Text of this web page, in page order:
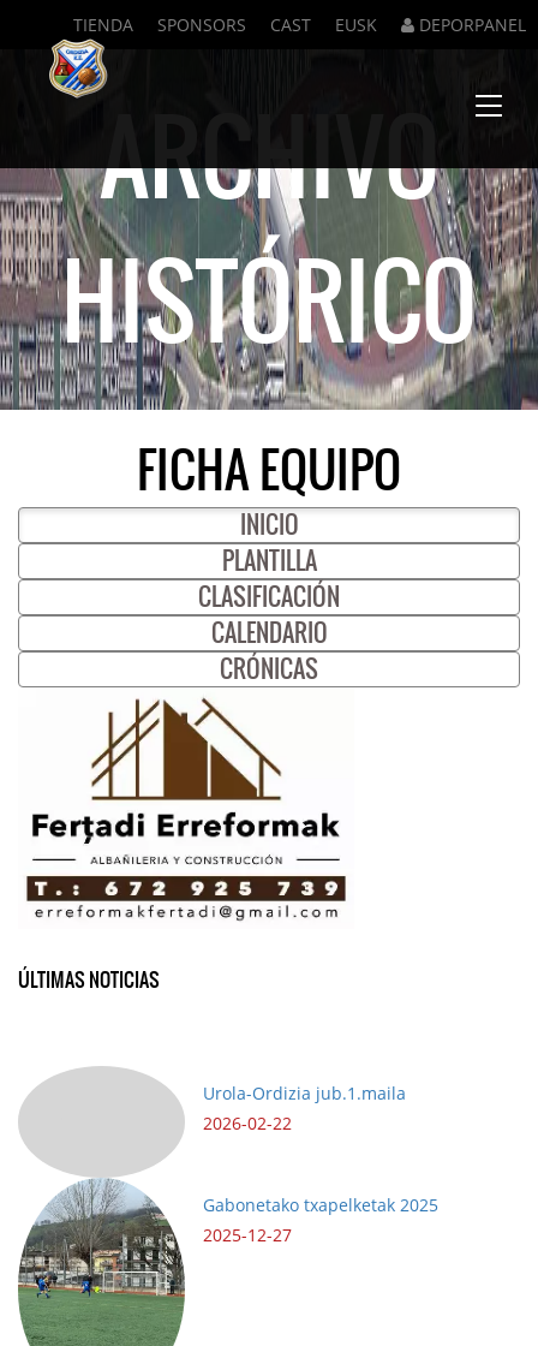
TIENDA SPONSORS CAST EUSK DEPORPANEL
Menu
ARCHIVO
HISTÓRICO
FICHA EQUIPO
INICIO
PLANTILLA
CLASIFICACIÓN
CALENDARIO
CRÓNICAS
ÚLTIMAS NOTICIAS
Urola-Ordizia jub.1.maila
2026-02-22
Gabonetako txapelketak 2025
2025-12-27